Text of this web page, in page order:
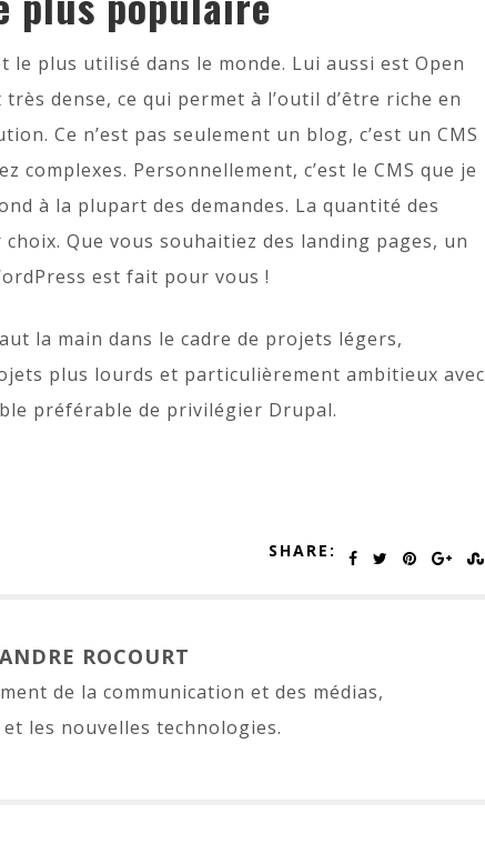
le plus utilisé dans le monde. Lui aussi est Open
dense, ce qui permet à l’outil d’être riche en
Ce n’est pas seulement un blog, c’est un CMS
complexes. Personnellement, c’est le CMS que je
à la plupart des demandes. La quantité des
Que vous souhaitiez des landing pages, un
est fait pour vous !
la main dans le cadre de projets légers,
plus lourds et particulièrement ambitieux avec
préférable de privilégier Drupal.
SHARE:
ROCOURT
de la communication et des médias,
les nouvelles technologies.